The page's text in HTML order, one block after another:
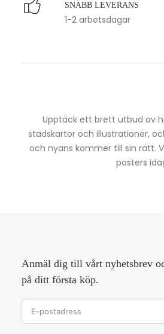
SNABB LEVERANS
1-2 arbetsdagar
Upptäck ett brett utbud av
stadskartor och illustrationer,
och nyans kommer till sin rätt.
posters
Anmäl dig till vårt nyhetsbrev
på ditt första köp.